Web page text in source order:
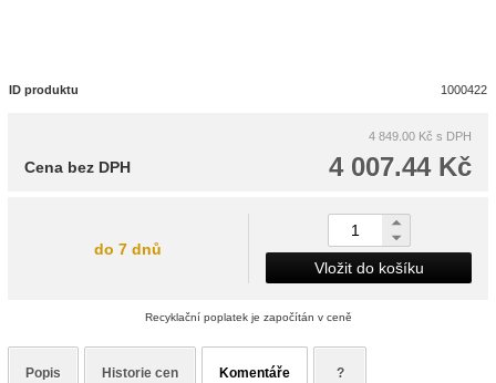
ID produktu 1000422
4 849.00 Kč s DPH
4 007.44 Kč
Cena bez DPH
do 7 dnů
Vložit do košíku
Recyklační poplatek je započítán v ceně
Popis Historie cen Komentáře ?